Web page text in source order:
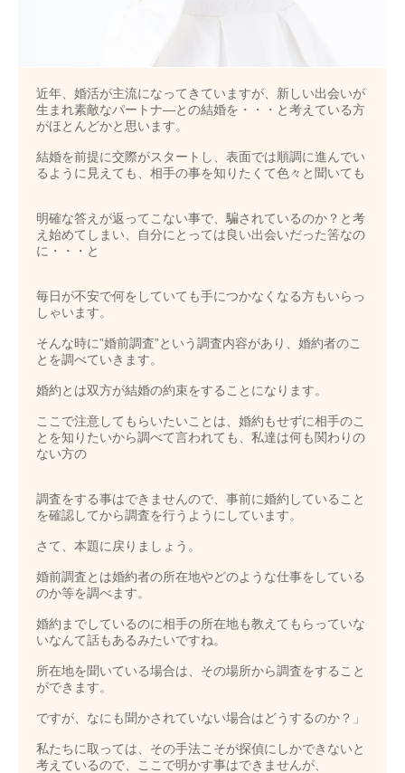
近年、婚活が主流になってきていますが、新しい出会いが
生まれ素敵なパートナ―との結婚を・・・と考えている方
がほとんどかと思います。
結婚を前提に交際がスタートし、表面では順調に進んでい
るように見えても、相手の事を知りたくて色々と聞いても
明確な答えが返ってこない事で、騙されているのか？と考
え始めてしまい、自分にとっては良い出会いだった筈なの
に・・・と
毎日が不安で何をしていても手につかなくなる方もいらっ
しゃいます。
そんな時に”婚前調査”という調査内容があり、婚約者のこ
とを調べていきます。
婚約とは双方が結婚の約束をすることになります。
ここで注意してもらいたいことは、婚約もせずに相手のこ
とを知りたいから調べて言われても、私達は何も関わりの
ない方の
調査をする事はできませんので、事前に婚約していること
を確認してから調査を行うようにしています。
さて、本題に戻りましょう。
婚前調査とは婚約者の所在地やどのような仕事をしている
のか等を調べます。
婚約までしているのに相手の所在地も教えてもらっていな
いなんて話もあるみたいですね。
所在地を聞いている場合は、その場所から調査をすること
ができます。
ですが、なにも聞かされていない場合はどうするのか？」
私たちに取っては、その手法こそが探偵にしかできないと
考えているので、ここで明かす事はできませんが、